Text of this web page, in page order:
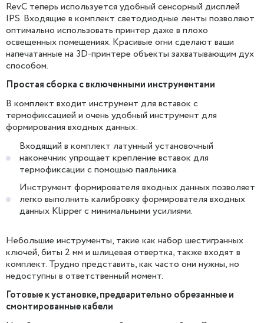
RevC теперь используется удобный сенсорный дисплей
IPS. Входящие в комплект светодиодные ленты позволяют
оптимально использовать принтер даже в плохо
освещенных помещениях. Красивые огни сделают ваши
напечатанные на 3D-принтере объекты захватывающим дух
способом.
Простая сборка с включенными инструментами
В комплект входит инструмент для вставок с
термофиксацией и очень удобный инструмент для
формирования входных данных:
Входящий в комплект латунный установочный
наконечник упрощает крепление вставок для
термофиксации с помощью паяльника.
Инструмент формирователя входных данных позволяет
легко выполнить калибровку формирователя входных
данных Klipper с минимальными усилиями.
Небольшие инструменты, такие как набор шестигранных
ключей, биты 2 мм и шлицевая отвертка, также входят в
комплект. Трудно представить, как часто они нужны, но
недоступны в ответственный момент.
Готовые к установке, предварительно обрезанные и
смонтированные кабели